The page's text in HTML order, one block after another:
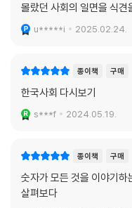
몰랐던 사회의 일면을 식
u*****i 2025.02.24.
종이책 구매
한국사회 다시보기
s***f 2024.05.19.
종이책 구매
숫자가 모든 것을 이야기
살펴보다